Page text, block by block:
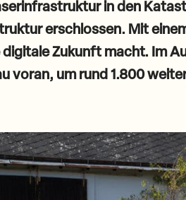
in den
erschlossen. Mit
Zukunft macht. Im
um rund 1.800